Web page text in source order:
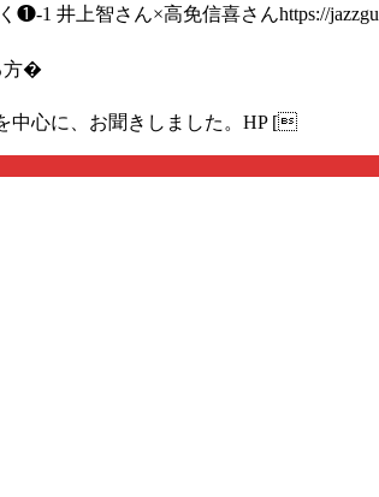
❶-1 井上智さん×高免信喜さんhttps://jazzgu
方�
中心に、お聞きしました。HP [